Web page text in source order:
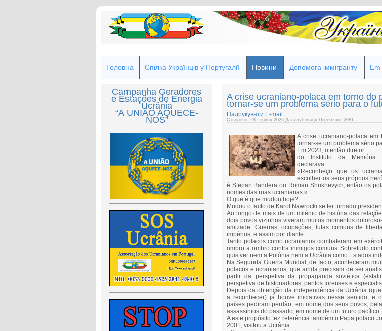
Головна Спілка Українців у Португалії Новини Допомога іммігранту
Campanha Geradores
e Estações de Energia
Ucrânia
“A UNIÃO AQUECE-
NOS”
A crise ucraniano‑polaca em torno do
tornar‑se um problema sério para o
Надрукувати E-mail
Створено: 28 червня 2026 Дата публікації Перегляди: 2081
A crise ucraniano‑polaca
tornar‑se um problema sério
Em 2023, o então diretor
do Instituto da Memória
declarava:
«Reconheço que os
escolher os seus próprios
é Stepan Bandera ou Roman Shukhevych, então os
nomes das ruas ucranianas.»
O que é que mudou hoje?
Mudou o facto de Karol Nawrocki se ter tornado
Ao longo de mais de um milénio de história das
dois povos vizinhos viveram muitos momentos
amizade. Guerras, ocupações, lutas comuns de
impérios, e assim por diante.
Tanto polacos como ucranianos combateram em
ombro a ombro contra inimigos comuns. Sobretudo
quis ver nem a Polónia nem a Ucrânia como Estados
Na Segunda Guerra Mundial, de facto, aconteceram
polacos e ucranianos, que ainda precisam de ser
partir da perspetiva da propaganda soviética
perspetiva de historiadores, peritos forenses e
Depois da obtenção da independência da Ucrânia
a reconhecer) já houve iniciativas nesse sentido, e
países pediram perdão, em nome dos seus povos,
assassínios do passado, em nome de um futuro pacífico.
A este propósito fez referência também o Papa polaco
2001, visitou a Ucrânia: